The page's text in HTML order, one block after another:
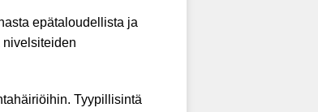
epätaloudellista ja
Tyypillisintä